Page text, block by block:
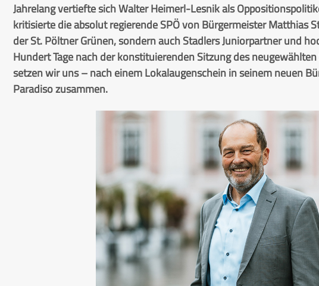
Jahrelang vertiefte sich Walter Heimerl-Lesnik als
kritisierte die absolut regierende SPÖ von Bürgermeister Matthias
der St. Pöltner Grünen, sondern auch Stadlers Juniorpartner und
Hundert Tage nach der konstituierenden Sitzung des
setzen wir uns – nach einem Lokalaugenschein in seinem neuen
Paradiso zusammen.